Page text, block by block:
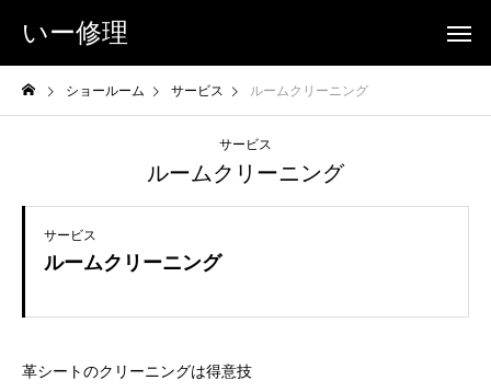
いー修理
ショールーム サービス ルームクリーニング
サービス
ルームクリーニング
サービス
ルームクリーニング
革シートのクリーニングは得意技